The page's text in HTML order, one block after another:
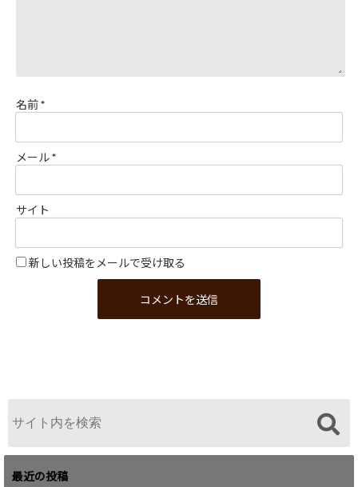
名前*
メール*
サイト
新しい投稿をメールで受け取る
最近の投稿